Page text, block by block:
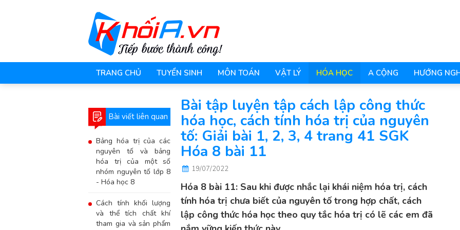
TRANG CHỦ TUYỂN SINH MÔN TOÁN VẬT LÝ HÓA HỌC A CỘNG HƯỚNG
Bài viết liên quan
Bảng hóa trị của các
nguyên tố và bảng
hóa trị của một số
nhóm nguyên tố lớp 8
- Hóa học 8
Cách tính khối lượng
và thể tích chất khí
tham gia và sản phẩm
Bài tập luyện tập cách lập công thức
hóa học, cách tính hóa trị của nguyên
tố: Giải bài 1, 2, 3, 4 trang 41 SGK
Hóa 8 bài 11
19/07/2022
Hóa 8 bài 11: Sau khi được nhắc lại khái niệm hóa trị, cách
tính hóa trị chưa biết của nguyên tố trong hợp chất, cách
lập công thức hóa học theo quy tắc hóa trị có lẽ các em đã